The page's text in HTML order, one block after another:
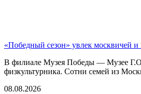
«Победный сезон» увлек москвичей и
В филиале Музея Победы — Музее
физкультурника. Сотни семей из
08.08.2026